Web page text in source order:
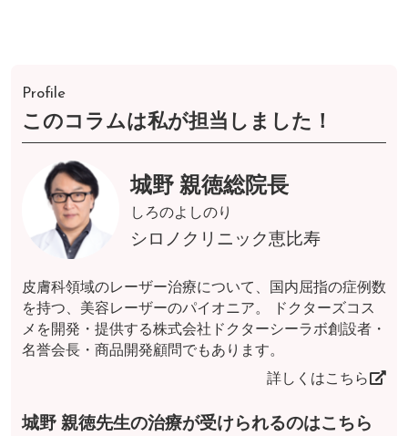
Profile
このコラムは私が担当しました！
城野 親徳総院長
しろのよしのり
シロノクリニック恵比寿
皮膚科領域のレーザー治療について、国内屈指の症例数
を持つ、美容レーザーのパイオニア。 ドクターズコス
メを開発・提供する株式会社ドクターシーラボ創設者・
名誉会長・商品開発顧問でもあります。
詳しくはこちら
城野 親徳先生の治療が受けられるのはこちら